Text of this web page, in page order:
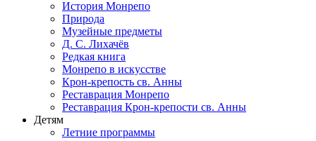
История Монрепо
Природа
Музейные предметы
Д. С. Лихачёв
Редкая книга
Монрепо в искусстве
Крон-крепость св. Анны
Реставрация Монрепо
Реставрация Крон-крепости св. Анны
Детям
Летние программы